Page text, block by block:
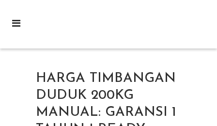
HARGA TIMBANGAN
DUDUK 200KG
MANUAL: GARANSI 1